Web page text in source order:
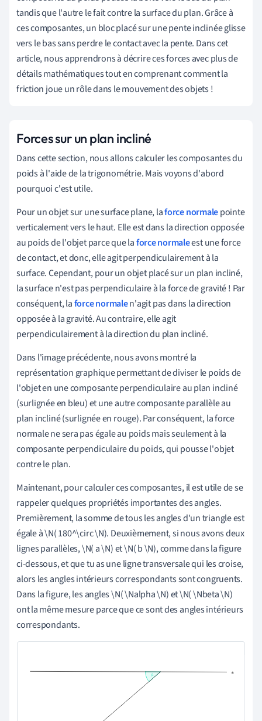
tandis que l'autre le fait contre la surface du plan. Grâce à
ces composantes, un bloc placé sur une pente inclinée glisse
vers le bas sans perdre le contact avec la pente. Dans cet
article, nous apprendrons à décrire ces forces avec plus de
détails mathématiques tout en comprenant comment la
friction joue un rôle dans le mouvement des objets !
Forces sur un plan incliné
Dans cette section, nous allons calculer les composantes du
poids à l'aide de la trigonométrie. Mais voyons d'abord
pourquoi c'est utile.
Pour un objet sur une surface plane, laforce normalepointe
verticalement vers le haut. Elle est dans la direction opposée
au poids de l'objet parce que laforce normaleest une force
de contact, et donc, elle agit perpendiculairement à la
surface. Cependant, pour un objet placé sur un plan incliné,
la surface n'est pas perpendiculaire à la force de gravité ! Par
conséquent, laforce normalen'agit pas dans la direction
opposée à la gravité. Au contraire, elle agit
perpendiculairement à la direction du plan incliné.
Dans l'image précédente, nous avons montré la
représentation graphique permettant de diviser le poids de
l'objet en une composante perpendiculaire au plan incliné
(surlignée en bleu) et une autre composante parallèle au
plan incliné (surlignée en rouge). Par conséquent, la force
normale ne sera pas égale au poids mais seulement à la
composante perpendiculaire du poids, qui pousse l'objet
contre le plan.
Maintenant, pour calculer ces composantes, il est utile de se
rappeler quelques propriétés importantes des angles.
Premièrement, la somme de tous les angles d'un triangle est
égale à \N( 180^\circ \N). Deuxièmement, si nous avons deux
lignes parallèles, \N( a \N) et \N( b \N), comme dans la figure
ci-dessous, et que tu as une ligne transversale qui les croise,
alors les angles intérieurs correspondants sont congruents.
Dans la figure, les angles \N( \Nalpha \N) et \N( \Nbeta \N)
ont la même mesure parce que ce sont des angles intérieurs
correspondants.